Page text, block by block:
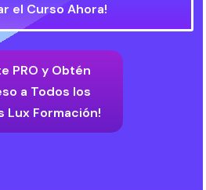
el Curso Ahora!
PRO y Obtén
a Todos los
Lux Formación!